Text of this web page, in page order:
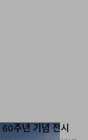
일본의 상징적 히어로